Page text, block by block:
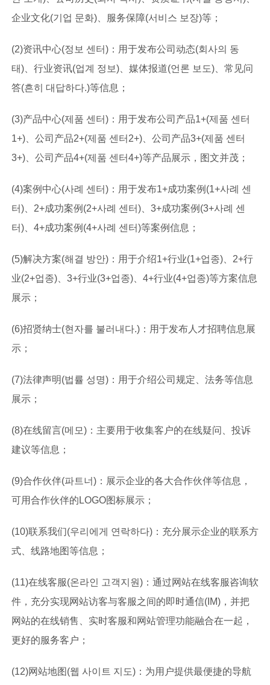
企业文化(기업 문화)、服务保障(서비스 보장)等；
(2)资讯中心(정보 센터)：用于发布公司动态(회사의 동
태)、行业资讯(업계 정보)、媒体报道(언론 보도)、常见问
答(흔히 대답하다.)等信息；
(3)产品中心(제품 센터)：用于发布公司产品1+(제품 센터
1+)、公司产品2+(제품 센터2+)、公司产品3+(제품 센터
3+)、公司产品4+(제품 센터4+)等产品展示，图文并茂；
(4)案例中心(사례 센터)：用于发布1+成功案例(1+사례 센
터)、2+成功案例(2+사례 센터)、3+成功案例(3+사례 센
터)、4+成功案例(4+사례 센터)等案例信息；
(5)解决方案(해결 방안)：用于介绍1+行业(1+업종)、2+行
业(2+업종)、3+行业(3+업종)、4+行业(4+업종)等方案信息
展示；
(6)招贤纳士(현자를 불러내다.)：用于发布人才招聘信息展
示；
(7)法律声明(법률 성명)：用于介绍公司规定、法务等信息
展示；
(8)在线留言(메모)：主要用于收集客户的在线疑问、投诉
建议等信息；
(9)合作伙伴(파트너)：展示企业的各大合作伙伴等信息，
可用合作伙伴的LOGO图标展示；
(10)联系我们(우리에게 연락하다)：充分展示企业的联系方
式、线路地图等信息；
(11)在线客服(온라인 고객지원)：通过网站在线客服咨询软
件，充分实现网站访客与客服之间的即时通信(IM)，并把
网站的在线销售、实时客服和网站管理功能融合在一起，
更好的服务客户；
(12)网站地图(웹 사이트 지도)：为用户提供最便捷的导航